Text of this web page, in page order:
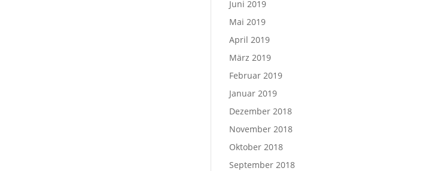
Juni 2019
Mai 2019
April 2019
März 2019
Februar 2019
Januar 2019
Dezember 2018
November 2018
Oktober 2018
September 2018